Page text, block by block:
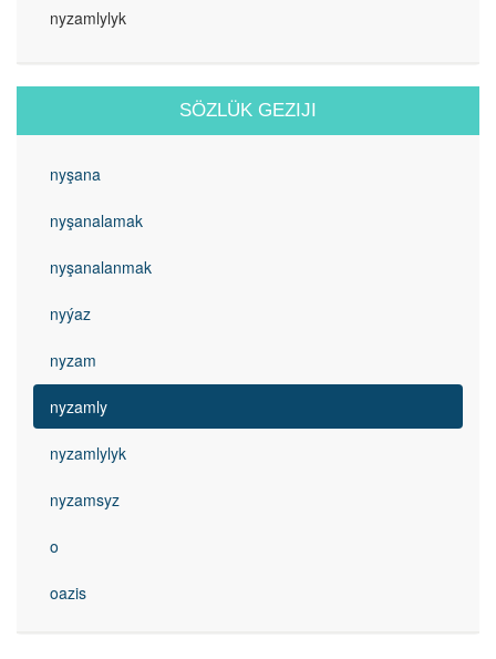
nyzamlylyk
SÖZLÜK GEZIJI
nyşana
nyşanalamak
nyşanalanmak
nyýaz
nyzam
nyzamly
nyzamlylyk
nyzamsyz
o
oazis